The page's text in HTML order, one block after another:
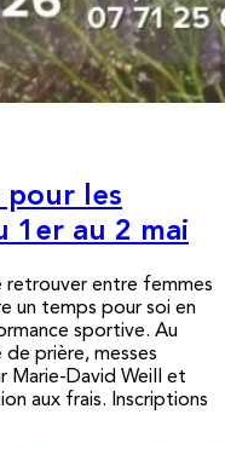
pour les
1er au 2 mai
retrouver entre femmes
un temps pour soi en
sportive. Au
prière, messes
Marie-David Weill et
aux frais. Inscriptions